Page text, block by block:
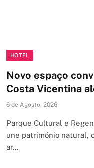
HOTEL
Novo espaço
Costa Vicentina
6 de Agosto, 2026
Parque Cultural e
une património natural,
ar…